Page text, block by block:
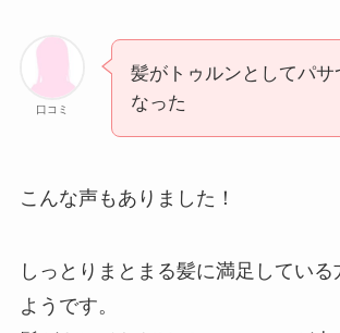
口コミ
髪がトゥルンとしてパサ
なった
こんな声もありました！
しっとりまとまる髪に満足している
ようです。